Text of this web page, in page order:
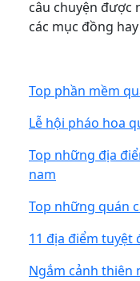
câu chuyện được
các mục đồng
Top phần mềm
Lễ hội pháo hoa
Top những địa
nam
Top những quán
11 địa điểm tuyệt
Ngắm cảnh thiên